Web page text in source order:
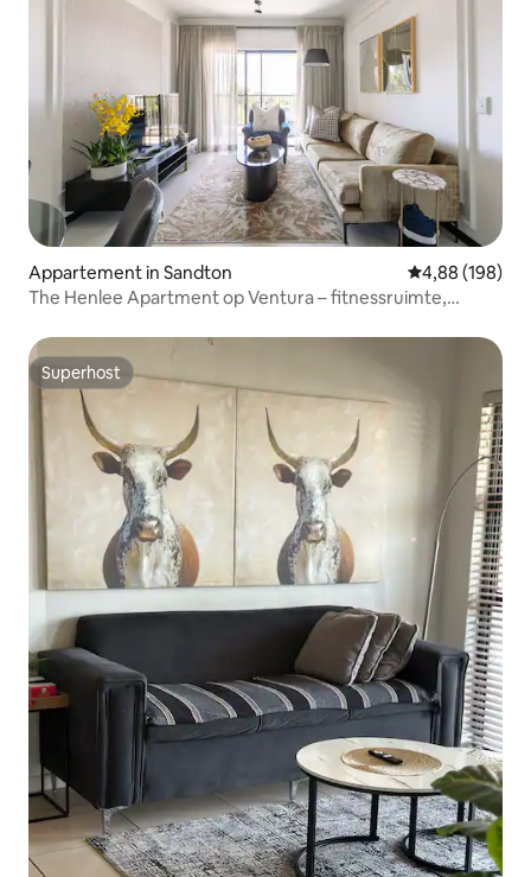
Appartement in Sandton Gemiddelde
4,88 (198)
The Henlee Apartment op Ventura – fitnessruimte,
Superhost
Superhost